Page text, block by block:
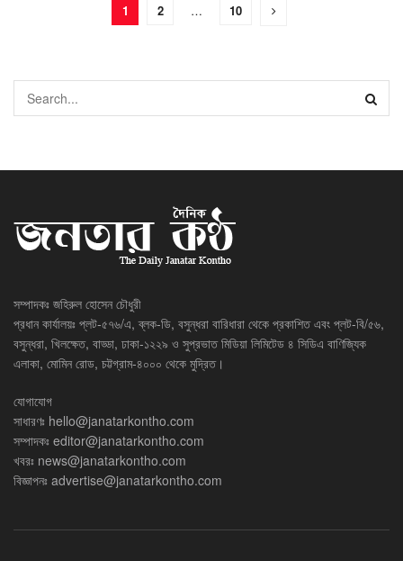
1 2 … 10
সম্পাদকঃ জহিরুল হোসেন চৌধুরী
প্রধান কার্যালয়ঃ প্লট-৫৭৬/এ, ব্লক-ডি, বসুন্ধরা বারিধারা থেকে প্রকাশিত এবং প্লট-বি/৫৬,
বসুন্ধরা, খিলক্ষেত, বাড্ডা, ঢাকা-১২২৯ ও সুপ্রভাত মিডিয়া লিমিটেড ৪ সিডিএ বাণিজ্যিক
এলাকা, মোমিন রোড, চট্টগ্রাম-৪০০০ থেকে মুদ্রিত।
যোগাযোগ
সাধারণঃ hello@janatarkontho.com
সম্পাদকঃ editor@janatarkontho.com
খবরঃ news@janatarkontho.com
বিজ্ঞাপনঃ advertise@janatarkontho.com